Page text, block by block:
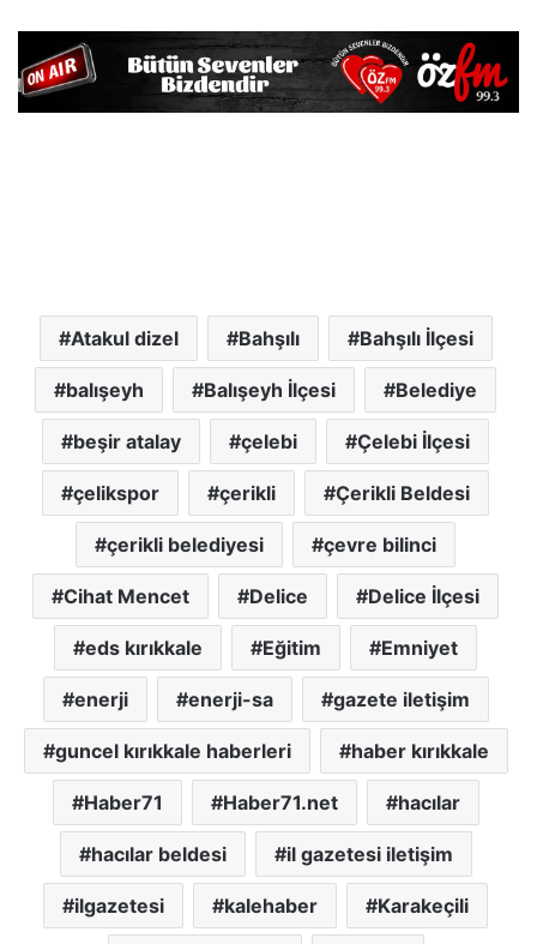
Atakul dizel Bahşılı Bahşılı İlçesi
balışeyh Balışeyh İlçesi Belediye
beşir atalay çelebi Çelebi İlçesi
çelikspor çerikli Çerikli Beldesi
çerikli belediyesi çevre bilinci
Cihat Mencet Delice Delice İlçesi
eds kırıkkale Eğitim Emniyet
enerji enerji-sa gazete iletişim
guncel kırıkkale haberleri haber kırıkkale
Haber71 Haber71.net hacılar
hacılar beldesi il gazetesi iletişim
ilgazetesi kalehaber Karakeçili